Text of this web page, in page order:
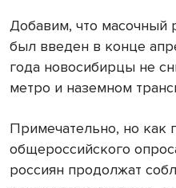
Добавим, что
был введен в конце
года новосибирцы не
метро и наземном
Примечательно, но как
общероссийского
россиян продолжат